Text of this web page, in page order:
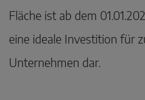
Fläche ist ab dem
eine ideale Investition für
Unternehmen dar.